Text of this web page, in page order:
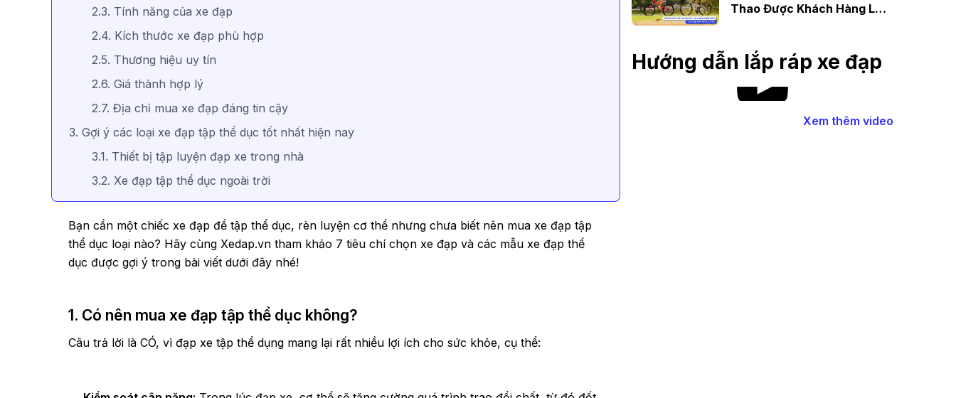
2.3. Tính năng của xe đạp
2.4. Kích thước xe đạp phù hợp
2.5. Thương hiệu uy tín
2.6. Giá thành hợp lý
2.7. Địa chỉ mua xe đạp đáng tin cậy
3. Gợi ý các loại xe đạp tập thể dục tốt nhất hiện nay
3.1. Thiết bị tập luyện đạp xe trong nhà
3.2. Xe đạp tập thể dục ngoài trời
Bạn cần một chiếc xe đạp để tập thể dục, rèn luyện cơ thể nhưng chưa biết nên mua xe đạp tập
thể dục loại nào? Hãy cùng Xedap.vn tham khảo 7 tiêu chí chọn xe đạp và các mẫu xe đạp thể
dục được gợi ý trong bài viết dưới đây nhé!
1. Có nên mua xe đạp tập thể dục không?
Câu trả lời là CÓ, vì đạp xe tập thể dụng mang lại rất nhiều lợi ích cho sức khỏe, cụ thể:
Thao Được Khách Hàng Lựa
Hướng dẫn lắp ráp xe đạp
Xem thêm video